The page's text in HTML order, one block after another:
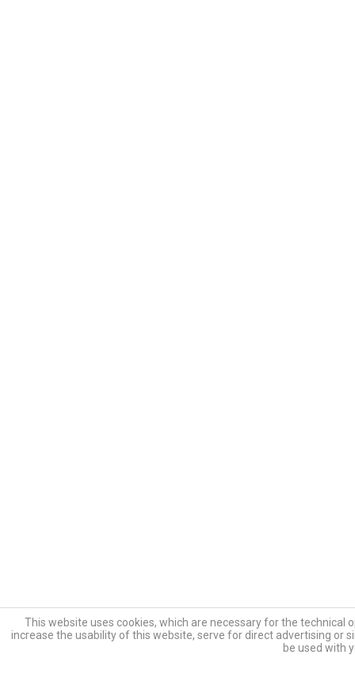
This website uses cookies, which are necessary for the
increase the usability of this website, serve for direct advertising or
be used with